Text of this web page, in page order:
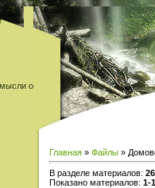
о
Главная » Файлы »
В разделе материалов:
Показано материалов: 1-